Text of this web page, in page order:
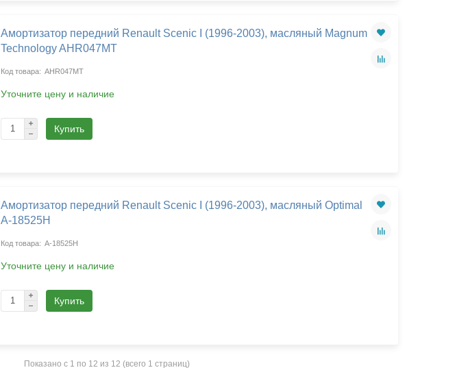
Амортизатор передний Renault Scenic I (1996-2003), масляный Magnum
Technology AHR047MT
AHR047MT
Уточните цену и наличие
Купить
Амортизатор передний Renault Scenic I (1996-2003), масляный Optimal
A-18525H
A-18525H
Уточните цену и наличие
Купить
Показано с 1 по 12 из 12 (всего 1 страниц)